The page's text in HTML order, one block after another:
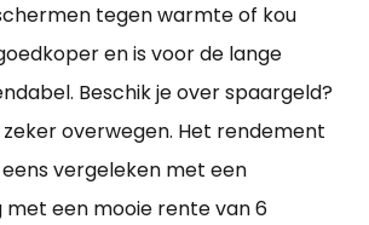
tegen warmte of kou
en is voor de lange
Beschik je over spaargeld?
zeker overwegen. Het rendement
vergeleken met een
een mooie rente van 6